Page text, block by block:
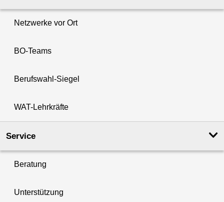
Netzwerke vor Ort
BO-Teams
Berufswahl-Siegel
WAT-Lehrkräfte
Service
Beratung
Unterstützung